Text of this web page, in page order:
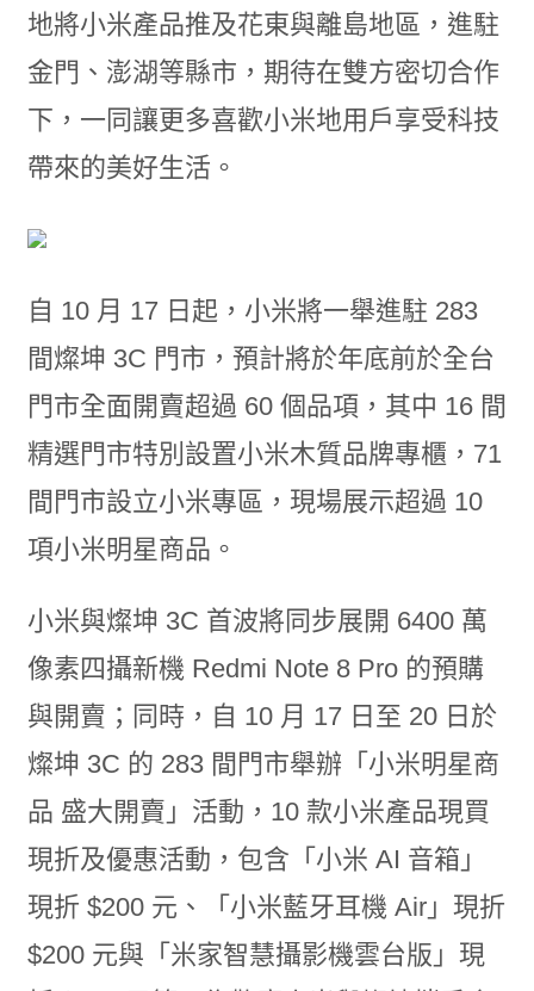
地將小米產品推及花東與離島地區，進駐
金門、澎湖等縣市，期待在雙方密切合作
下，一同讓更多喜歡小米地用戶享受科技
帶來的美好生活。
自 10 月 17 日起，小米將一舉進駐 283
間燦坤 3C 門市，預計將於年底前於全台
門市全面開賣超過 60 個品項，其中 16 間
精選門市特別設置小米木質品牌專櫃，71
間門市設立小米專區，現場展示超過 10
項小米明星商品。
小米與燦坤 3C 首波將同步展開 6400 萬
像素四攝新機 Redmi Note 8 Pro 的預購
與開賣；同時，自 10 月 17 日至 20 日於
燦坤 3C 的 283 間門市舉辦「小米明星商
品 盛大開賣」活動，10 款小米產品現買
現折及優惠活動，包含「小米 AI 音箱」
現折 $200 元、「小米藍牙耳機 Air」現折
$200 元與「米家智慧攝影機雲台版」現